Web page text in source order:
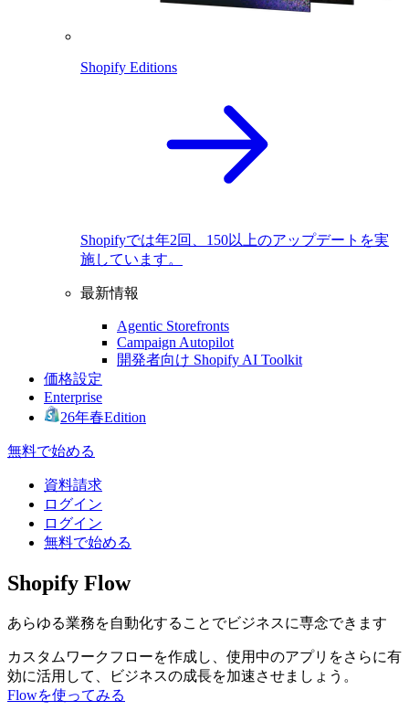
Shopify Editions
Shopifyでは年2回、150以上のアップデートを実
施しています。
最新情報
Agentic Storefronts
Campaign Autopilot
開発者向け Shopify AI Toolkit
価格設定
Enterprise
26年春Edition
無料で始める
資料請求
ログイン
ログイン
無料で始める
Shopify Flow
あらゆる業務を自動化することでビジネスに専念できます
カスタムワークフローを作成し、使用中のアプリをさらに有
効に活用して、ビジネスの成長を加速させましょう。
Flowを使ってみる